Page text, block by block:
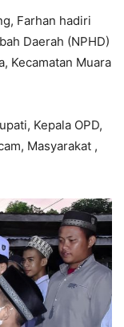
Farhan hadiri
Daerah (NPHD)
Kecamatan Muara
Kepala OPD,
Masyarakat ,